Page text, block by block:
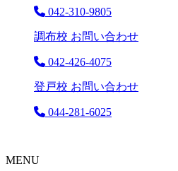
042-310-9805
調布校 お問い合わせ
042-426-4075
登戸校 お問い合わせ
044-281-6025
MENU